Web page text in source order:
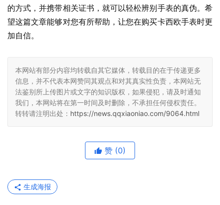
的方式，并携带相关证书，就可以轻松辨别手表的真伪。希
望这篇文章能够对您有所帮助，让您在购买卡西欧手表时更
加自信。
本网站有部分内容均转载自其它媒体，转载目的在于传递更多
信息，并不代表本网赞同其观点和对其真实性负责，本网站无
法鉴别所上传图片或文字的知识版权，如果侵犯，请及时通知
我们，本网站将在第一时间及时删除，不承担任何侵权责任。
转转请注明出处： https://news.qqxiaoniao.com/9064.html
赞 (0)
生成海报